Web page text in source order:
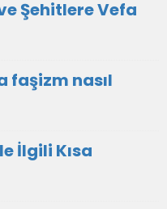
Şehitlere Vefa
faşizm nasıl
İlgili Kısa